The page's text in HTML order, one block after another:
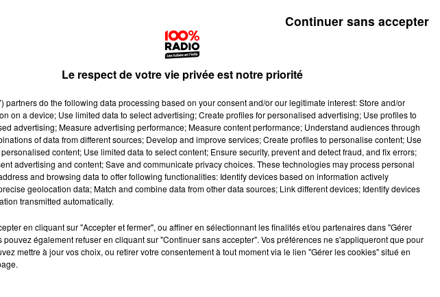
Le respect de votre vie privée est notre priorité
partnersdo the following data processing based on your consent and/or our legitimate interest: Store and/or
on a device; Use limited data to select advertising; Create profiles for personalised advertising; Use profiles to
advertising; Measure advertising performance; Measure content performance; Understand audiences through
of data from different sources; Develop and improve services; Create profiles to personalise content; Use
content; Use limited data to select content; Ensure security, prevent and detect fraud, and fix errors;
advertising and content; Save and communicate privacy choices. These technologies may process personal
and browsing data to offer following functionalities: Identify devices based on information actively
geolocation data; Match and combine data from other data sources; Link different devices; Identify devices
transmitted automatically.
en cliquant sur "Accepter et fermer", ou affiner en sélectionnant les finalités et/ou partenaires dans "Gérer
pouvez également refuser en cliquant sur "Continuer sans accepter". Vos préférences ne s'appliqueront que pour
mettre à jour vos choix, ou retirer votre consentement à tout moment via le lien "Gérer les cookies" situé en
Continuer sans accepter